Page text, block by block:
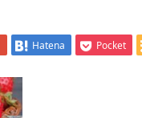
Hatena Pocket